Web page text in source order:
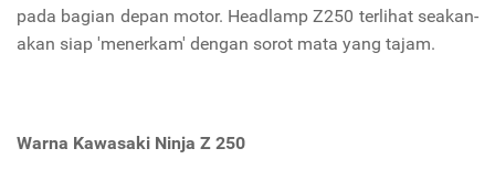
pada bagian depan motor. Headlamp Z250 terlihat seakan-
akan siap 'menerkam' dengan sorot mata yang tajam.
Warna Kawasaki Ninja Z 250